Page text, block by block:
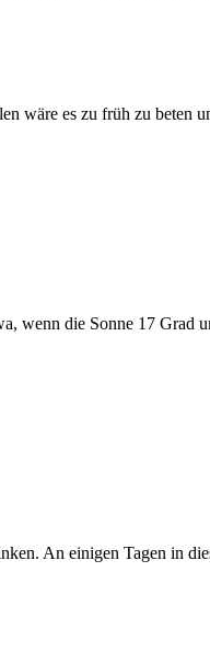
wäre es zu früh zu beten
wenn die Sonne 17 Grad
An einigen Tagen in